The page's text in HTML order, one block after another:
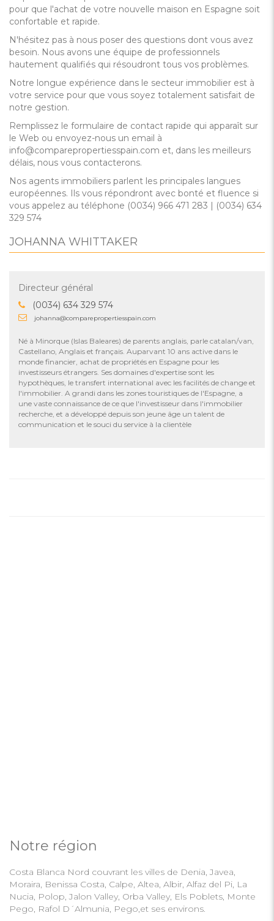
pour que l'achat de votre nouvelle maison en Espagne soit
confortable et rapide.
N'hésitez pas à nous poser des questions dont vous avez
besoin. Nous avons une équipe de professionnels
hautement qualifiés qui résoudront tous vos problèmes.
Notre longue expérience dans le secteur immobilier est à
votre service pour que vous soyez totalement satisfait de
notre gestion.
Remplissez le formulaire de contact rapide qui apparaît sur
le Web ou envoyez-nous un email à
info@comparepropertiesspain.com et, dans les meilleurs
délais, nous vous contacterons.
Nos agents immobiliers parlent les principales langues
européennes. Ils vous répondront avec bonté et fluence si
vous appelez au téléphone (0034) 966 471 283 | (0034) 634
329 574
JOHANNA WHITTAKER
Directeur général
(0034) 634 329 574
johanna@comparepropertiesspain.com
Né à Minorque (Islas Baleares) de parents anglais, parle catalan/van,
Castellano, Anglais et français. Auparvant 10 ans active dans le
monde financier, achat de propriétés en Espagne pour les
investisseurs étrangers. Ses domaines d'expertise sont les
hypothèques, le transfert international avec les facilités de change et
l'immobilier. A grandi dans les zones touristiques de l'Espagne, a
une vaste connaissance de ce que l'investisseur dans l'immobilier
recherche, et a développé depuis son jeune âge un talent de
communication et le souci du service à la clientèle
Notre région
Costa Blanca Nord couvrant les villes de Denia, Javea,
Moraira, Benissa Costa, Calpe, Altea, Albir, Alfaz del Pi, La
Nucia, Polop, Jalon Valley, Orba Valley, Els Poblets, Monte
Pego, Rafol D´Almunia, Pego,et ses environs.